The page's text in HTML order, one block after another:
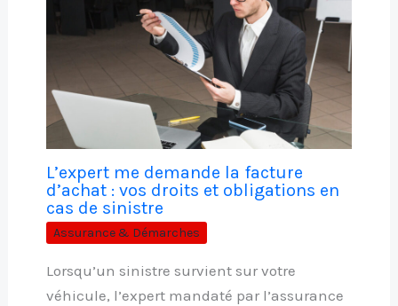
L’expert me demande la facture
d’achat : vos droits et obligations en
cas de sinistre
Assurance & Démarches
Lorsqu’un sinistre survient sur votre
véhicule, l’expert mandaté par l’assurance